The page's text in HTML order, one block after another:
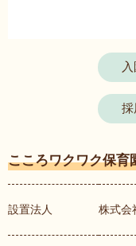
採
こころワクワク保育
設置法人 株式会